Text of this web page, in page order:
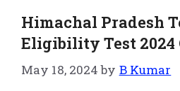
Himachal Pradesh
Eligibility Test 2024
May 18, 2024 by B Kumar